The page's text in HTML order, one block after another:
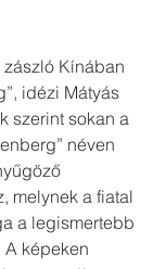
zászló Kínában
idézi Mátyás
szerint sokan a
néven
melynek a fiatal
a legismertebb
A képeken